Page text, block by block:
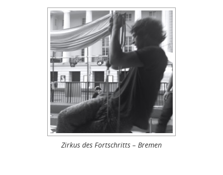
Zirkus des Fortschritts – Bremen